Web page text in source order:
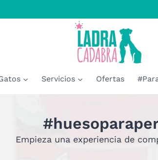
Servicios Ofertas
Empieza una experiencia de